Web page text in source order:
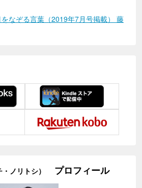
なぞる言葉（2019年7月号掲載） 藤
・ノリトシ） プロフィール